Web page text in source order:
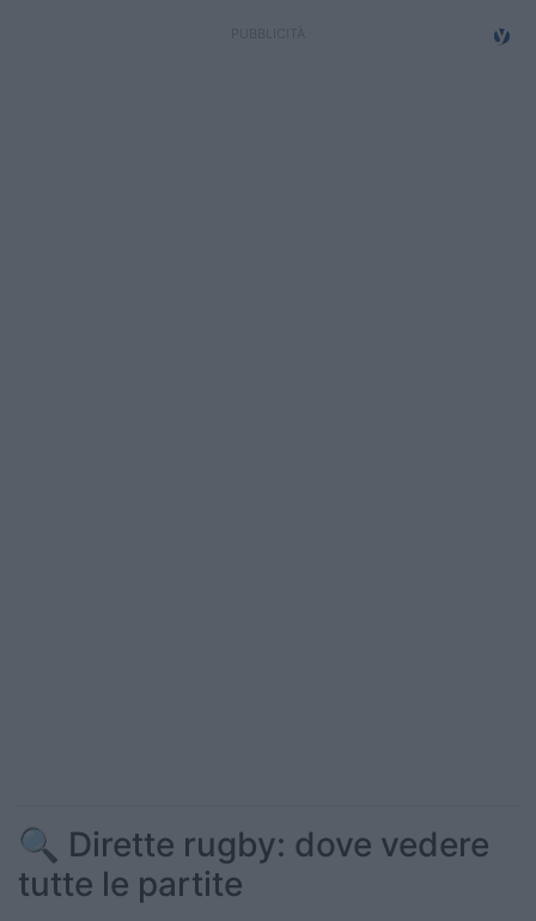
🔍 Dirette rugby: dove vedere
tutte le partite